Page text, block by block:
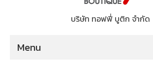
บริษัท ทอฟฟี่ บูติก จำกัด
Menu